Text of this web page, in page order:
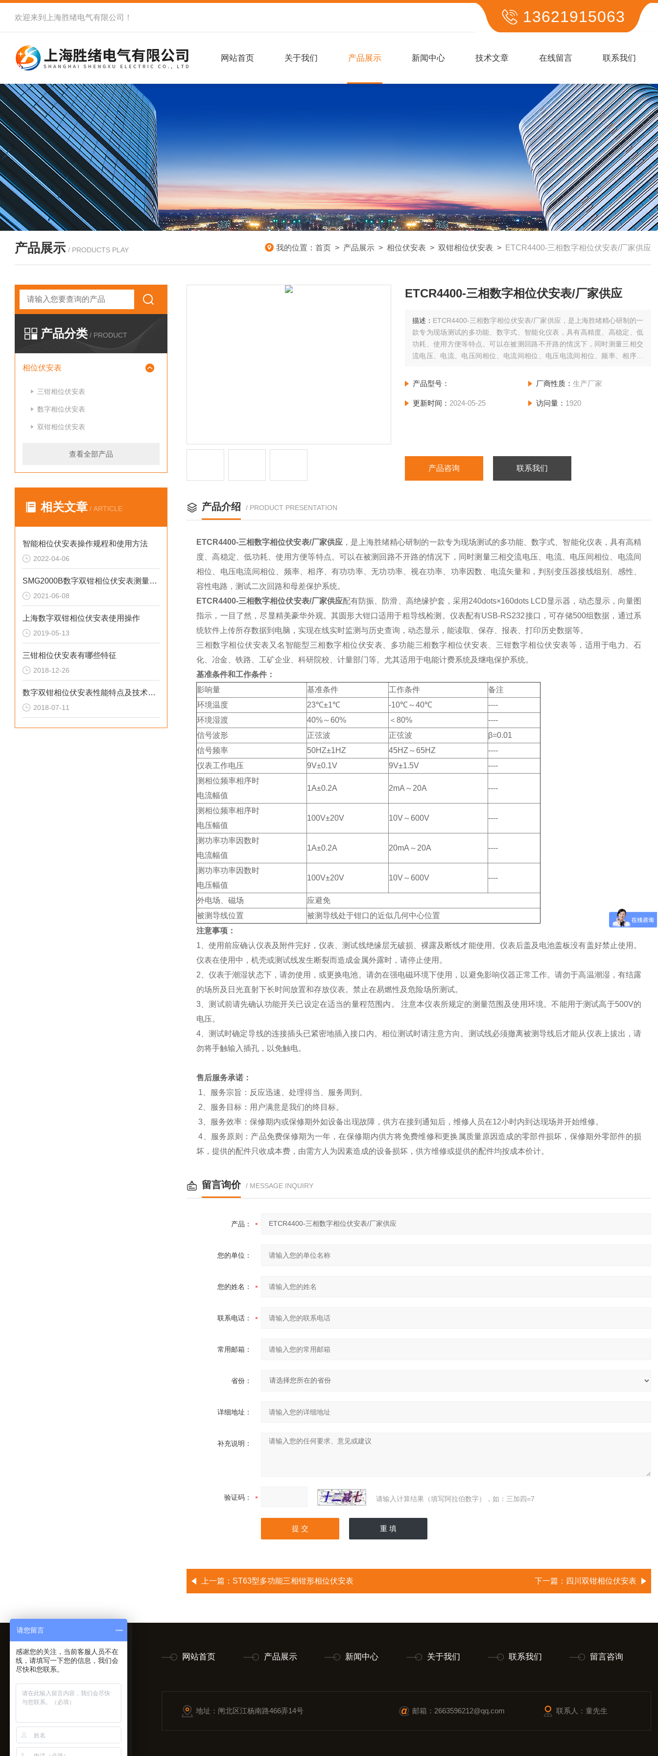
欢迎来到 上海胜绪电气有限公司 ！ 13621915063
网站首页 关于我们 产品展示 新闻中心 技术文章 在线留言 联系我们
产品展示 / PRODUCTS PLAY 我的位置： 首页 > 产品展示 > 相位伏安表 > 双钳相位伏安表 > ETCR4400-三相数字相位伏安表/厂家供应
产品分类 / PRODUCT
相位伏安表
三钳相位伏安表
数字相位伏安表
双钳相位伏安表
查看全部产品
相关文章 / ARTICLE
智能相位伏安表操作规程和使用方法
2022-04-06
SMG2000B数字双钳相位伏安表测量线如何连接
2021-06-08
上海数字双钳相位伏安表使用操作
2019-05-13
三钳相位伏安表有哪些特征
2018-12-26
数字双钳相位伏安表性能特点及技术参数
2018-07-11
ETCR4400-三相数字相位伏安表/厂家供应
描述： ETCR4400-三相数字相位伏安表/厂家供应，是上海胜绪精心研制的一
款专为现场测试的多功能、数字式、智能化仪表，具有高精度、高稳定、低
功耗、使用方便等特点。可以在被测回路不开路的情况下，同时测量三相交
流电压、电流、电压间相位、电流间相位、电压电流间相位、频率、相序、
组别、感性、容性电路，测试二次回路和母差保护系统。
产品型号： 厂商性质： 生产厂家
更新时间： 2024-05-25 访问量： 1920
产品咨询 联系我们
产品介绍 / PRODUCT PRESENTATION
ETCR4400-三相数字相位伏安表/厂家供应，是上海胜绪精心研制的一款专为现场测试的多功能、数字式、智能化仪表，具有高精
度、高稳定、低功耗、使用方便等特点。可以在被测回路不开路的情况下，同时测量三相交流电压、电流、电压间相位、电流间
相位、电压电流间相位、频率、相序、有功功率、无功功率、视在功率、功率因数、电流矢量和，判别变压器接线组别、感性、
容性电路，测试二次回路和母差保护系统。
ETCR4400-三相数字相位伏安表/厂家供应配有防振、防滑、高绝缘护套，采用240dots×160dots LCD显示器，动态显示，向量图
指示，一目了然，尽显精美豪华外观。其圆形大钳口适用于粗导线检测。仪表配有USB-RS232接口，可存储500组数据，通过系
统软件上传所存数据到电脑，实现在线实时监测与历史查询，动态显示，能读取、保存、报表、打印历史数据等。
三相数字相位伏安表又名智能型三相数字相位伏安表、多功能三相数字相位伏安表、三钳数字相位伏安表等，适用于电力、石
化、冶金、铁路、工矿企业、科研院校、计量部门等。尤其适用于电能计费系统及继电保护系统。
基准条件和工作条件：
影响量
基准条件 工作条件
备注
环境温度
23℃±1℃ -10℃～40℃
----
环境湿渡
40%～60% ＜80%
----
信号波形
正弦波 正弦波
β=0.01
信号频率
50HZ±1HZ 45HZ～65HZ
----
仪表工作电压
9V±0.1V 9V±1.5V
----
测相位频率相序时
电流幅值
1A±0.2A 2mA～20A ----
测相位频率相序时
电压幅值
100V±20V 10V～600V ----
测功率功率因数时
电流幅值
1A±0.2A 20mA～20A ----
测功率功率因数时
电压幅值
100V±20V 10V～600V ----
外电场、磁场
应避免
被测导线位置
被测导线处于钳口的近似几何中心位置
注意事项：
1、使用前应确认仪表及附件完好，仪表、测试线绝缘层无破损、裸露及断线才能使用。仪表后盖及电池盖板没有盖好禁止使用。
仪表在使用中，机壳或测试线发生断裂而造成金属外露时，请停止使用。
2、仪表于潮湿状态下，请勿使用，或更换电池。请勿在强电磁环境下使用，以避免影响仪器正常工作。请勿于高温潮湿，有结露
的场所及日光直射下长时间放置和存放仪表。禁止在易燃性及危险场所测试。
3、测试前请先确认功能开关已设定在适当的量程范围内。 注意本仪表所规定的测量范围及使用环境。不能用于测试高于500V的
电压。
4、测试时确定导线的连接插头已紧密地插入接口内。相位测试时请注意方向。测试线必须撤离被测导线后才能从仪表上拔出，请
勿将手触输入插孔，以免触电。
售后服务承诺：
1、服务宗旨：反应迅速、处理得当、服务周到。
2、服务目标：用户满意是我们的终目标。
3、服务效率：保修期内或保修期外如设备出现故障，供方在接到通知后，维修人员在12小时内到达现场并开始维修。
4、服务原则：产品免费保修期为一年，在保修期内供方将免费维修和更换属质量原因造成的零部件损坏，保修期外零部件的损
坏，提供的配件只收成本费，由需方人为因素造成的设备损坏，供方维修或提供的配件均按成本价计。
留言询价 / MESSAGE INQUIRY
产品：
您的单位：
您的姓名：
联系电话：
常用邮箱：
省份：
详细地址：
补充说明：
验证码： 请输入计算结果（填写阿拉伯数字），如：三加四=7
上一篇： ST63型多功能三相钳形相位伏安表 下一篇： 四川双钳相位伏安表
网站首页 产品展示 新闻中心 关于我们 联系我们 留言咨询
地址：闸北区江杨南路466弄14号 邮箱：2663596212@qq.com 联系人：童先生
请您留言
感谢您的关注，当前客服人员不在
线，请填写一下您的信息，我们会
尽快和您联系。